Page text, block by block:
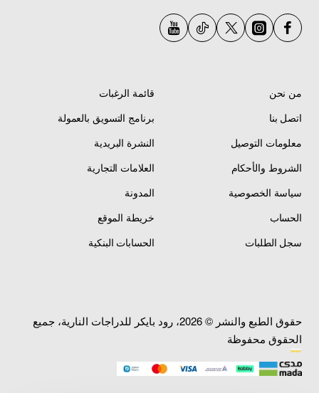
من نحن
اتصل بنا
معلومات التوصيل
الشروط والأحكام
سياسة الخصوصية
الحساب
سجل الطلبات
قائمة الرغبات
برنامج التسويق بالعمولة
النشرة البريدية
العلامات التجارية
المدونة
خريطة الموقع
الحسابات البنكية
حقوق الطبع والنشر © 2026، رود بايكر للدراجات النارية، جميع
الحقوق محفوظة